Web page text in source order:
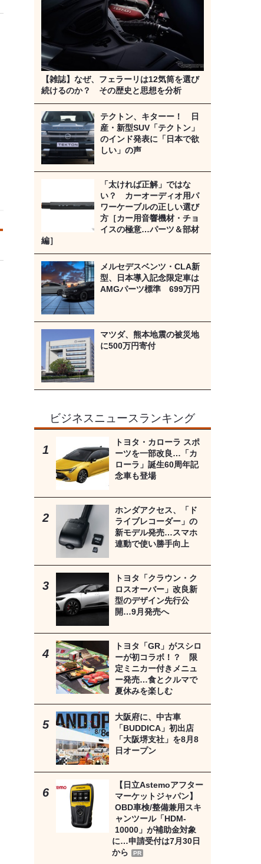
【雑誌】なぜ、フェラーリは12気筒を選び
続けるのか？ その歴史と思想を分析
テクトン、キターー！ 日
産・新型SUV「テクトン」
のインド発表に「日本で欲
しい」の声
「太ければ正解」ではな
い？ カーオーディオ用パ
ワーケーブルの正しい選び
方［カー用音響機材・チョ
イスの極意…パーツ＆部材
編］
メルセデスベンツ・CLA新
型、日本導入記念限定車は
AMGパーツ標準 699万円
マツダ、熊本地震の被災地
に500万円寄付
ビジネスニュースランキング
トヨタ・カローラ スポ
ーツを一部改良…「カ
ローラ」誕生60周年記
念車も登場
ホンダアクセス、「ド
ライブレコーダー」の
新モデル発売…スマホ
連動で使い勝手向上
トヨタ「クラウン・ク
ロスオーバー」改良新
型のデザイン先行公
開…9月発売へ
トヨタ「GR」がスシロ
ーが初コラボ！？ 限
定ミニカー付きメニュ
ー発売…食とクルマで
夏休みを楽しむ
大阪府に、中古車
「BUDDICA」初出店
「大阪堺支社」を8月8
日オープン
【日立Astemoアフター
マーケットジャパン】
OBD車検/整備兼用スキ
ャンツール「HDM-
10000」が補助金対象
に…申請受付は7月30日
から
PR